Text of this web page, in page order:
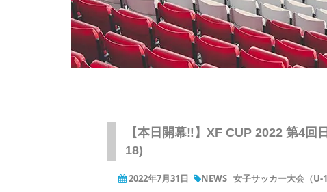
【本日開幕‼】XF CUP 2022 第4
18)
2022年7月31日 NEWS 女子サッカー大会（U-